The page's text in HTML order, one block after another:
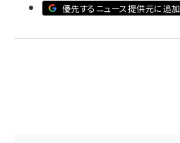
優先するニュース提供元に追加